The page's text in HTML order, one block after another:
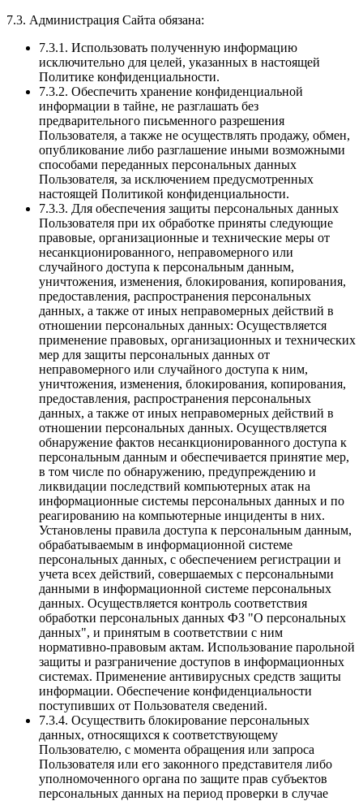
7.3. Администрация Сайта обязана:
7.3.1. Использовать полученную информацию
исключительно для целей, указанных в настоящей
Политике конфиденциальности.
7.3.2. Обеспечить хранение конфиденциальной
информации в тайне, не разглашать без
предварительного письменного разрешения
Пользователя, а также не осуществлять продажу, обмен,
опубликование либо разглашение иными возможными
способами переданных персональных данных
Пользователя, за исключением предусмотренных
настоящей Политикой конфиденциальности.
7.3.3. Для обеспечения защиты персональных данных
Пользователя при их обработке приняты следующие
правовые, организационные и технические меры от
несанкционированного, неправомерного или
случайного доступа к персональным данным,
уничтожения, изменения, блокирования, копирования,
предоставления, распространения персональных
данных, а также от иных неправомерных действий в
отношении персональных данных: Осуществляется
применение правовых, организационных и технических
мер для защиты персональных данных от
неправомерного или случайного доступа к ним,
уничтожения, изменения, блокирования, копирования,
предоставления, распространения персональных
данных, а также от иных неправомерных действий в
отношении персональных данных. Осуществляется
обнаружение фактов несанкционированного доступа к
персональным данным и обеспечивается принятие мер,
в том числе по обнаружению, предупреждению и
ликвидации последствий компьютерных атак на
информационные системы персональных данных и по
реагированию на компьютерные инциденты в них.
Установлены правила доступа к персональным данным,
обрабатываемым в информационной системе
персональных данных, с обеспечением регистрации и
учета всех действий, совершаемых с персональными
данными в информационной системе персональных
данных. Осуществляется контроль соответствия
обработки персональных данных ФЗ "О персональных
данных", и принятым в соответствии с ним
нормативно-правовым актам. Использование парольной
защиты и разграничение доступов в информационных
системах. Применение антивирусных средств защиты
информации. Обеспечение конфиденциальности
поступивших от Пользователя сведений.
7.3.4. Осуществить блокирование персональных
данных, относящихся к соответствующему
Пользователю, с момента обращения или запроса
Пользователя или его законного представителя либо
уполномоченного органа по защите прав субъектов
персональных данных на период проверки в случае